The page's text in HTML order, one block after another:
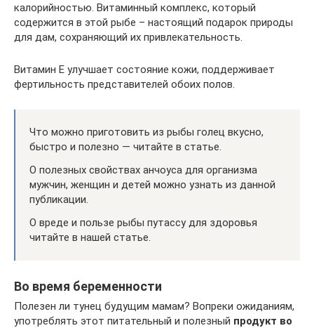
калорийностью. Витаминный комплекс, который
содержится в этой рыбе – настоящий подарок природы
для дам, сохраняющий их привлекательность.
Витамин Е улучшает состояние кожи, поддерживает
фертильность представителей обоих полов.
Что можно приготовить из рыбы голец вкусно,
быстро и полезно — читайте в статье.
О полезных свойствах анчоуса для организма
мужчин, женщин и детей можно узнать из данной
публикации.
О вреде и пользе рыбы путассу для здоровья
читайте в нашей статье.
Во время беременности
Полезен ли тунец будущим мамам? Вопреки ожиданиям,
употреблять этот питательный и полезный продукт во